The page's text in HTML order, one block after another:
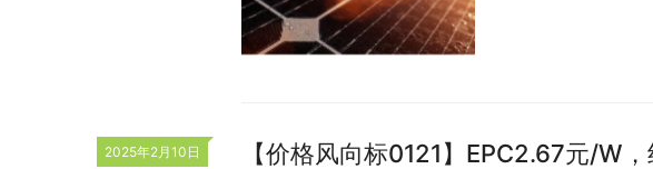
2025年2月10日
【价格风向标0121】EPC2.67元/W